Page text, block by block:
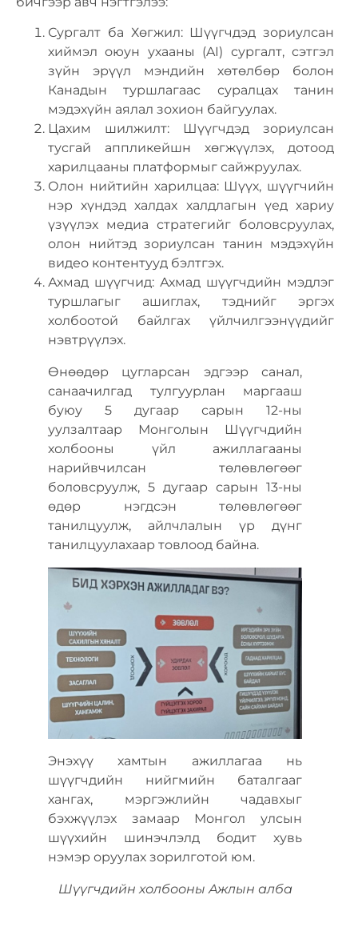
Сургалт ба Хөгжил: Шүүгчдэд зориулсан
хиймэл оюун ухааны (AI) сургалт, сэтгэл
зүйн эрүүл мэндийн хөтөлбөр болон
Канадын туршлагаас суралцах танин
мэдэхүйн аялал зохион байгуулах.
Цахим шилжилт: Шүүгчдэд зориулсан
тусгай аппликейшн хөгжүүлэх, дотоод
харилцааны платформыг сайжруулах.
Олон нийтийн харилцаа: Шүүх, шүүгчийн
нэр хүндэд халдах халдлагын үед хариу
үзүүлэх медиа стратегийг боловсруулах,
олон нийтэд зориулсан танин мэдэхүйн
видео контентууд бэлтгэх.
Ахмад шүүгчид: Ахмад шүүгчдийн мэдлэг
туршлагыг ашиглах, тэднийг эргэх
холбоотой байлгах үйлчилгээнүүдийг
нэвтрүүлэх.
Өнөөдөр цугларсан эдгээр санал,
санаачилгад тулгуурлан маргааш
буюу 5 дугаар сарын 12-ны
уулзалтаар Монголын Шүүгчдийн
холбооны үйл ажиллагааны
нарийвчилсан төлөвлөгөөг
боловсруулж, 5 дугаар сарын 13-ны
өдөр нэгдсэн төлөвлөгөөг
танилцуулж, айлчлалын үр дүнг
танилцуулахаар товлоод байна.
Энэхүү хамтын ажиллагаа нь
шүүгчдийн нийгмийн баталгааг
хангах, мэргэжлийн чадавхыг
бэхжүүлэх замаар Монгол улсын
шүүхийн шинэчлэлд бодит хувь
нэмэр оруулах зорилготой юм.
Шүүгчдийн холбооны Ажлын алба